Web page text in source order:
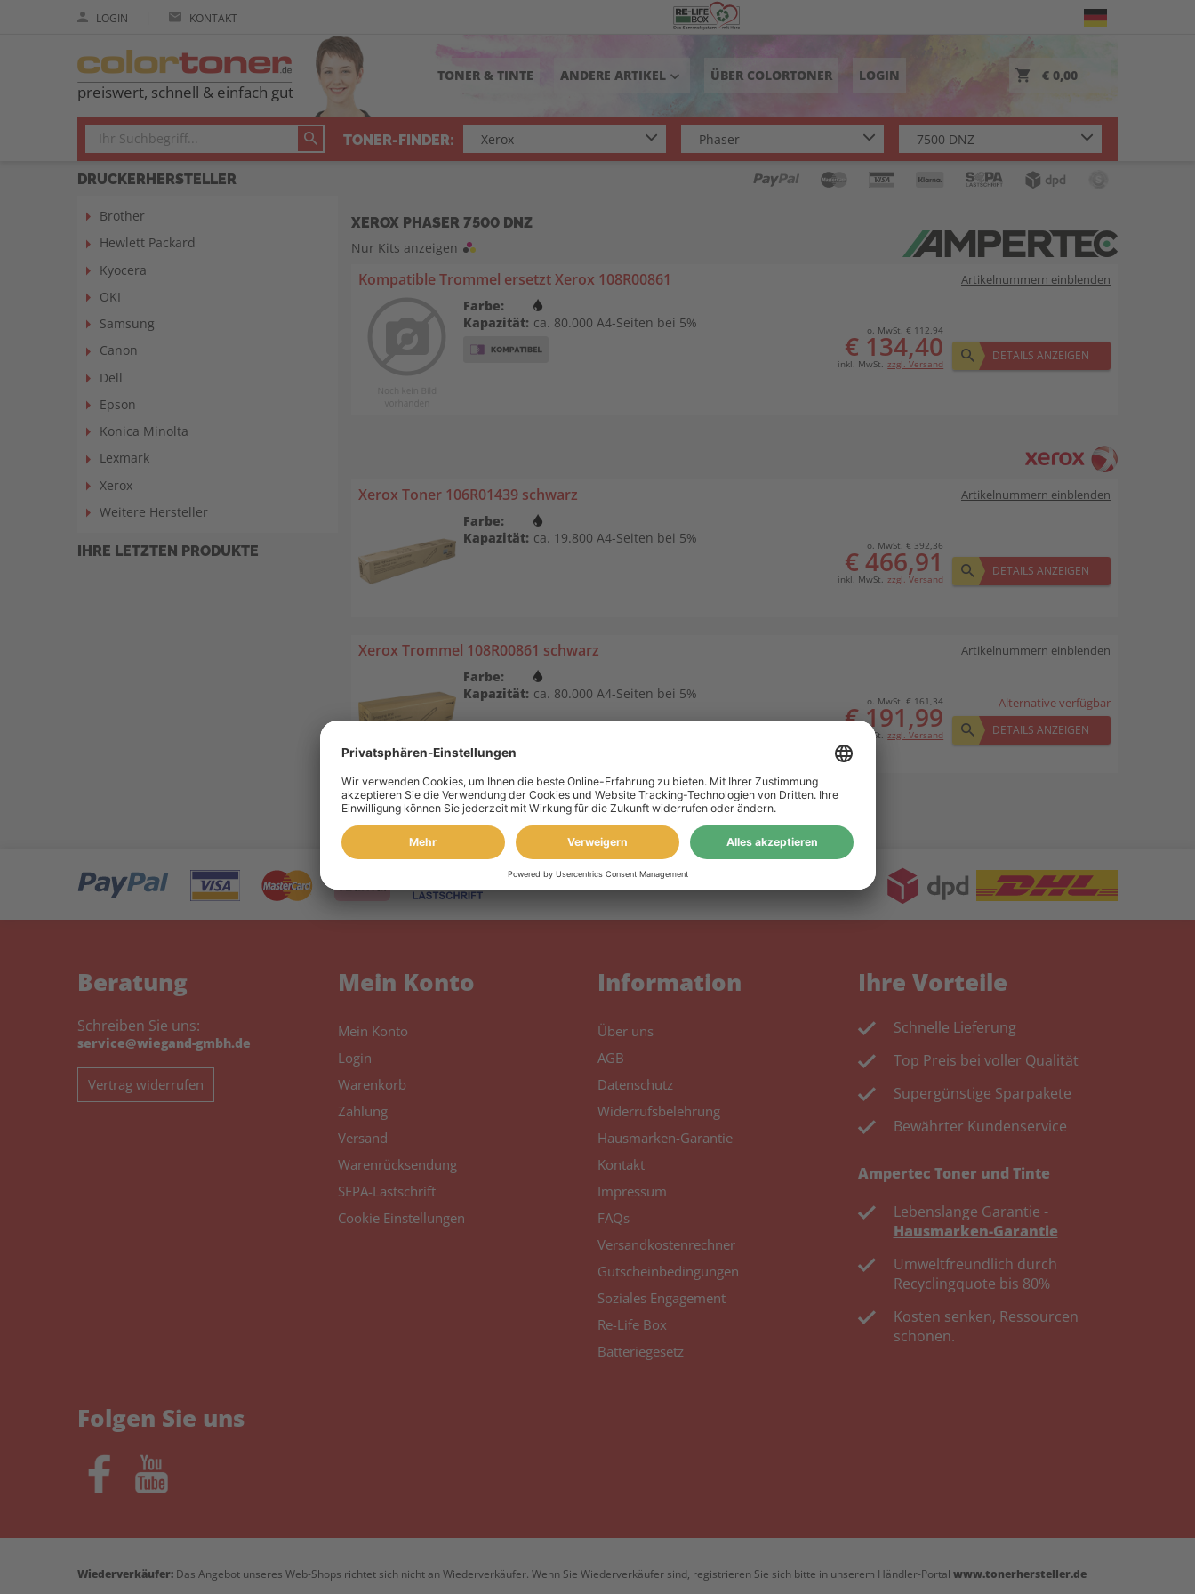
LOGIN KONTAKT
preiswert, schnell & einfach gut
TONER & TINTE ANDERE ARTIKEL keyboard_arrow_down ÜBER COLORTONER LOGIN € 0,00
TONER-FINDER:
DRUCKERHERSTELLER
Brother
Hewlett Packard
Kyocera
OKI
Samsung
Canon
Dell
Epson
Konica Minolta
Lexmark
Xerox
Weitere Hersteller
IHRE LETZTEN PRODUKTE
XEROX PHASER 7500 DNZ
Nur Kits anzeigen
Kompatible Trommel ersetzt Xerox 108R00861 Artikelnummern einblenden
Farbe:
Kapazität: ca. 80.000 A4-Seiten bei 5% o. MwSt. € 112,94
€ 134,40
inkl. MwSt. zzgl. Versand
DETAILS ANZEIGEN
Xerox Toner 106R01439 schwarz Artikelnummern einblenden
Farbe:
Kapazität: ca. 19.800 A4-Seiten bei 5% o. MwSt. € 392,36
€ 466,91
inkl. MwSt. zzgl. Versand
DETAILS ANZEIGEN
Xerox Trommel 108R00861 schwarz Artikelnummern einblenden
Farbe:
Kapazität: ca. 80.000 A4-Seiten bei 5% o. MwSt. € 161,34
€ 191,99
inkl. MwSt. zzgl. Versand
Alternative verfügbar
DETAILS ANZEIGEN
Beratung
Schreiben Sie uns:
service@wiegand-gmbh.de
Vertrag widerrufen
Mein Konto
Mein Konto
Login
Warenkorb
Zahlung
Versand
Warenrücksendung
SEPA-Lastschrift
Cookie Einstellungen
Information
Über uns
AGB
Datenschutz
Widerrufsbelehrung
Hausmarken-Garantie
Kontakt
Impressum
FAQs
Versandkostenrechner
Gutscheinbedingungen
Soziales Engagement
Re-Life Box
Batteriegesetz
Ihre Vorteile
Schnelle Lieferung
Top Preis bei voller Qualität
Supergünstige Sparpakete
Bewährter Kundenservice
Ampertec Toner und Tinte
Lebenslange Garantie -
Hausmarken-Garantie
Umweltfreundlich durch
Recyclingquote bis 80%
Kosten senken, Ressourcen
schonen.
Folgen Sie uns
Wiederverkäufer: Das Angebot unseres Web-Shops richtet sich nicht an Wiederverkäufer. Wenn Sie Wiederverkäufer sind, registrieren Sie sich bitte in unserem Händler-Portal www.tonerhersteller.de